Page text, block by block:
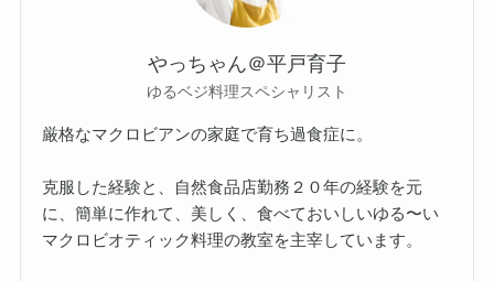
やっちゃん＠平戸育子
ゆるベジ料理スペシャリスト
厳格なマクロビアンの家庭で育ち過食症に。
克服した経験と、自然食品店勤務２０年の経験を元
に、簡単に作れて、美しく、食べておいしいゆる〜い
マクロビオティック料理の教室を主宰しています。